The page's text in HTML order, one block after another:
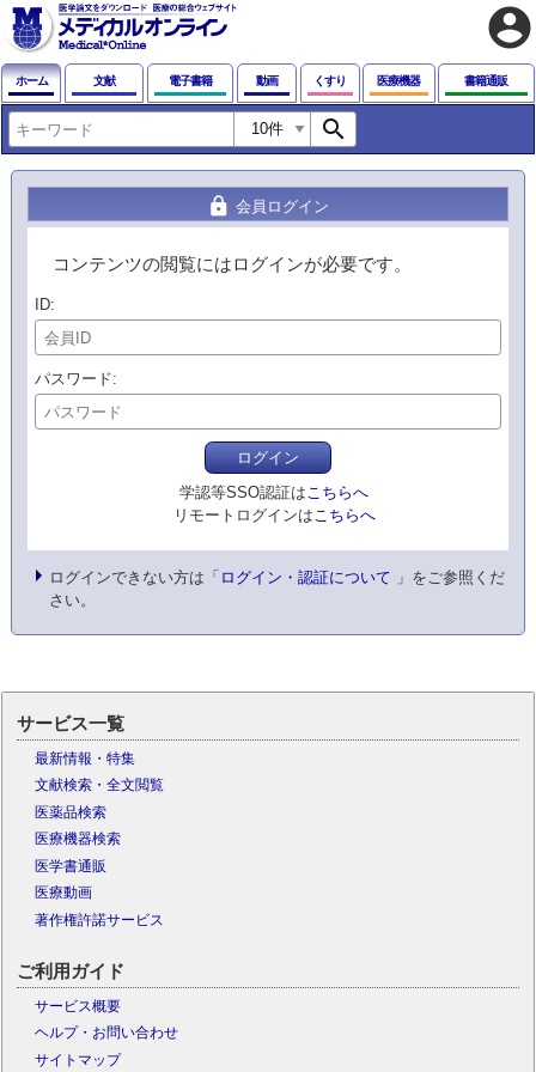
account_circle
ホーム 文献 電子書籍 動画 くすり 医療機器 書籍通販
search
lock 会員ログイン
コンテンツの閲覧にはログインが必要です。
ID
パスワード
ログイン
学認等SSO認証はこちらへ
リモートログインはこちらへ
ログインできない方は「 ログイン・認証について 」をご参照くだ
さい。
サービス一覧
最新情報・特集
文献検索・全文閲覧
医薬品検索
医療機器検索
医学書通販
医療動画
著作権許諾サービス
ご利用ガイド
サービス概要
ヘルプ・お問い合わせ
サイトマップ